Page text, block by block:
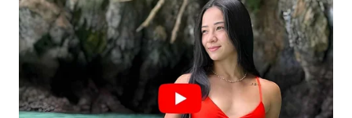
WN
KALBAR
KALTENG